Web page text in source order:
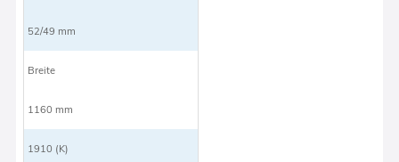
52/49 mm
Breite
1160 mm
1910 (K)